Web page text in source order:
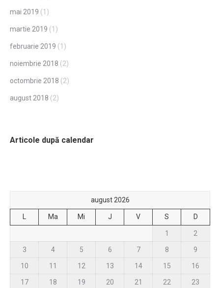
mai 2019 (1)
martie 2019 (1)
februarie 2019 (1)
noiembrie 2018 (2)
octombrie 2018 (2)
august 2018 (2)
Articole după calendar
august 2026
Ma Mi J V S D
1 2
3 4 5 6 7 8 9
10 11 12 13 14 15 16
17 18 19 20 21 22 23